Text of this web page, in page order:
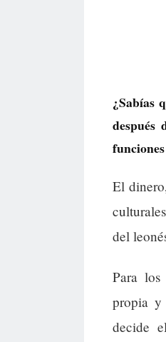
¿Sabías
después
El
del
Para
propia y
decide